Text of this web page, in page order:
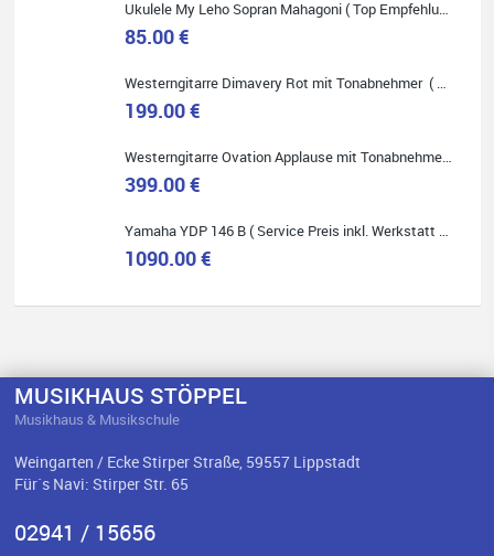
Klein...aber fein!
Ukulele My Leho Sopran Mahagoni ( Top Empfehlung ! )
85.00 €
Westerngitarre Dimavery Rot mit Tonabnehmer ( Service Preis inkl. Werkstatt Service )
199.00 €
Westerngitarre Ovation Applause mit Tonabnehmer ( Service Preis inkl. Werkstatt Service )
399.00 €
Yamaha YDP 146 B ( Service Preis inkl. Werkstatt Service )
1090.00 €
MUSIKHAUS STÖPPEL
Musikhaus & Musikschule
Weingarten / Ecke Stirper Straße, 59557 Lippstadt
Für`s Navi: Stirper Str. 65
02941 / 15656